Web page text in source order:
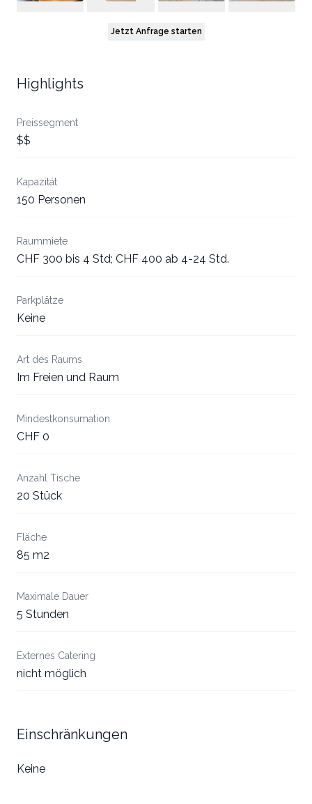
Jetzt Anfrage starten
Highlights
Preissegment
$$
Kapazität
150 Personen
Raummiete
CHF 300 bis 4 Std; CHF 400 ab 4-24 Std.
Parkplätze
Keine
Art des Raums
Im Freien und Raum
Mindestkonsumation
CHF 0
Anzahl Tische
20 Stück
Fläche
85 m2
Maximale Dauer
5 Stunden
Externes Catering
nicht möglich
Einschränkungen
Keine